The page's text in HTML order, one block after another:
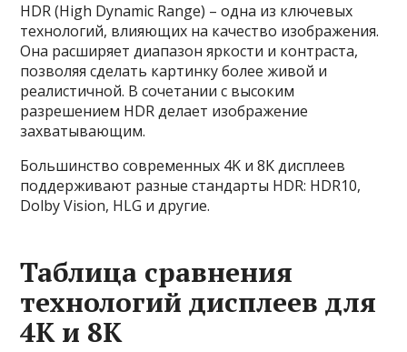
HDR (High Dynamic Range) – одна из ключевых
технологий, влияющих на качество изображения.
Она расширяет диапазон яркости и контраста,
позволяя сделать картинку более живой и
реалистичной. В сочетании с высоким
разрешением HDR делает изображение
захватывающим.
Большинство современных 4K и 8K дисплеев
поддерживают разные стандарты HDR: HDR10,
Dolby Vision, HLG и другие.
Таблица сравнения
технологий дисплеев для
4K и 8K